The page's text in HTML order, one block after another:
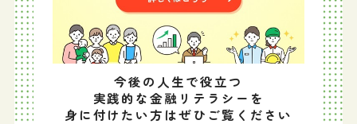
今後の人生で役立つ
実践的な金融リテラシーを
身に付けたい方はぜひご覧ください